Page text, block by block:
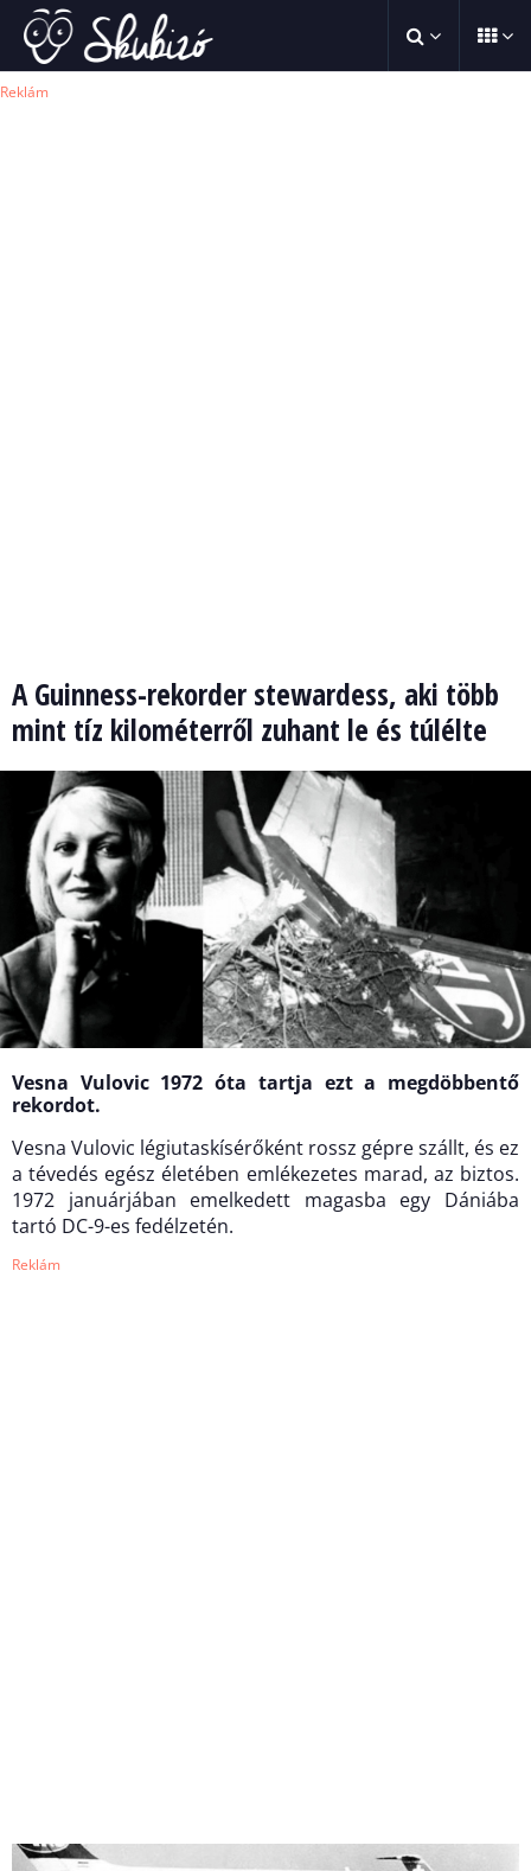
Reklám
A Guinness-rekorder stewardess, aki több
mint tíz kilométerről zuhant le és túlélte
Vesna Vulovic 1972 óta tartja ezt a megdöbbentő
rekordot.
Vesna Vulovic légiutaskísérőként rossz gépre szállt, és ez
a tévedés egész életében emlékezetes marad, az biztos.
1972 januárjában emelkedett magasba egy Dániába
tartó DC-9-es fedélzetén.
Reklám